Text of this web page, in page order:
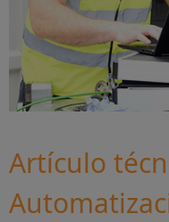
Artículo